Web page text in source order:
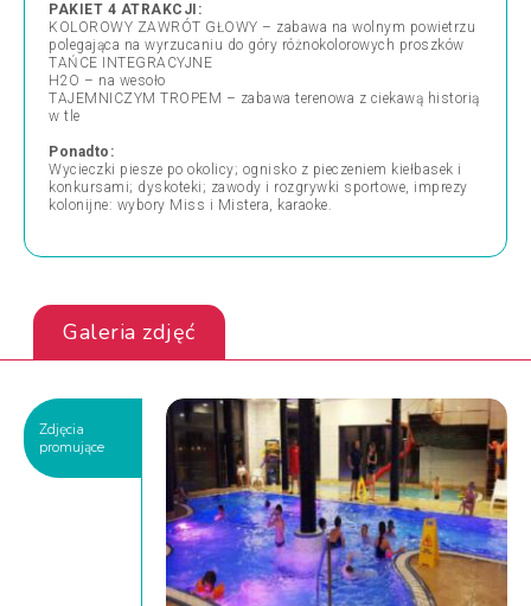
PAKIET 4 ATRAKCJI:
KOLOROWY ZAWRÓT GŁOWY – zabawa na wolnym powietrzu
polegająca na wyrzucaniu do góry różnokolorowych proszków
TAŃCE INTEGRACYJNE
H2O – na wesoło
TAJEMNICZYM TROPEM – zabawa terenowa z ciekawą historią
w tle
Ponadto:
Wycieczki piesze po okolicy; ognisko z pieczeniem kiełbasek i
konkursami; dyskoteki; zawody i rozgrywki sportowe, imprezy
kolonijne: wybory Miss i Mistera, karaoke.
Galeria zdjęć
Zdjęcia
promujące